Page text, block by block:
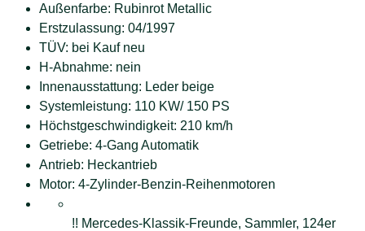
Außenfarbe: Rubinrot Metallic
Erstzulassung: 04/1997
TÜV: bei Kauf neu
H-Abnahme: nein
Innenausstattung: Leder beige
Systemleistung: 110 KW/ 150 PS
Höchstgeschwindigkeit: 210 km/h
Getriebe: 4-Gang Automatik
Antrieb: Heckantrieb
Motor: 4-Zylinder-Benzin-Reihenmotoren
!! Mercedes-Klassik-Freunde, Sammler, 124er